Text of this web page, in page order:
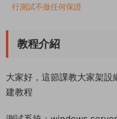
行測試不做任何保證
教程介紹
大家好，這節課教大家架
建教程